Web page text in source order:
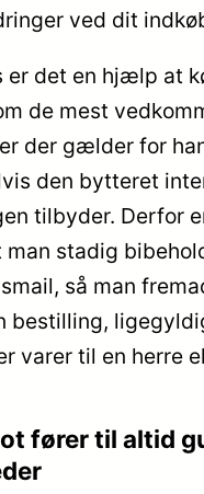
ved dit
er det en hjælp at
de mest
der gælder for
den bytteret
tilbyder. Derfor
stadig
så man
bestilling,
varer til en herre
fører til altid